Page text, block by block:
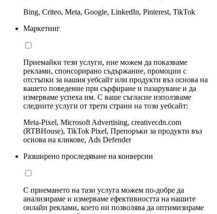
Bing, Criteo, Meta, Google, LinkedIn, Pinterest, TikTok
Маркетинг
Приемайки тези услуги, ние можем да показваме
реклами, спонсорирано съдържание, промоции с
отстъпки за нашия уебсайт или продукти въз основа на
вашето поведение при сърфиране и пазаруване и да
измерваме успеха им. С ваше съгласие използваме
следните услуги от трети страни на този уебсайт:
Meta-Pixel, Microsoft Advertising, creativecdn.com
(RTBHouse), TikTok Pixel, Препоръки за продукти въз
основа на кликове, Ads Defender
Разширено проследяване на конверсии
С приемането на тази услуга можем по-добре да
анализираме и измерваме ефективността на нашите
онлайн реклами, което ни позволява да оптимизираме